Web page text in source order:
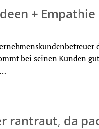
+ Empathie
bei seinen Kunden
rantraut, da